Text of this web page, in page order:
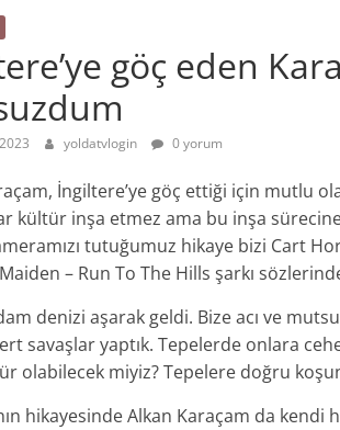
göç eden
yoldatvlogin 0 yorum
İngiltere’ye göç ettiği için mutlu
kültür inşa etmez ama bu inşa
tutuğumuz hikaye bizi Cart
– Run To The Hills şarkı
denizi aşarak geldi. Bize acı ve
savaşlar yaptık. Tepelerde onlara
olabilecek miyiz? Tepelere doğru
hikayesinde Alkan Karaçam da